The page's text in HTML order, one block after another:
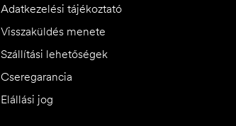
Adatkezelési tájékoztató
Visszaküldés menete
Szállítási lehetőségek
Cseregarancia
Elállási jog